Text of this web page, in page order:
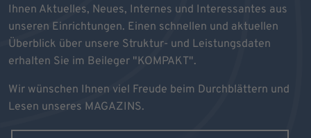
Ihnen Aktuelles, Neues, Internes und Interessantes aus
unseren Einrichtungen. Einen schnellen und aktuellen
Überblick über unsere Struktur- und Leistungsdaten
erhalten Sie im Beileger "KOMPAKT".
Wir wünschen Ihnen viel Freude beim Durchblättern und
Lesen unseres MAGAZINS.